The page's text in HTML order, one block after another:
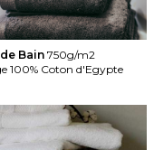
Bain750g/m2
100% Coton d'Egypte